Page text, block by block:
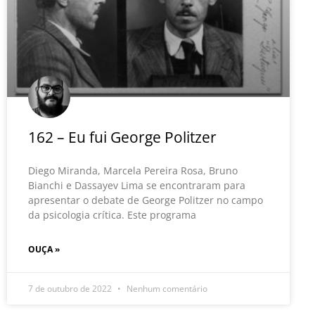
162 – Eu fui George Politzer
Diego Miranda, Marcela Pereira Rosa, Bruno
Bianchi e Dassayev Lima se encontraram para
apresentar o debate de George Politzer no campo
da psicologia crítica. Este programa
OUÇA »
7 de outubro de 2022 Nenhum comentário